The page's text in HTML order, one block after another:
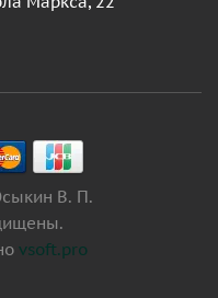
В. П.
vsoft.pro